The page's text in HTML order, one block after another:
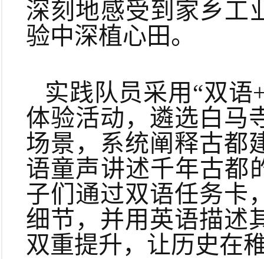
深刻地感受到家乡工
验中深植心田。
实践队员采用“双语
体验活动，遴选白马
场景，系统阐释古都
语童声讲述千年古都
子们通过双语任务卡
细节，并用英语描述
双重提升，让历史在